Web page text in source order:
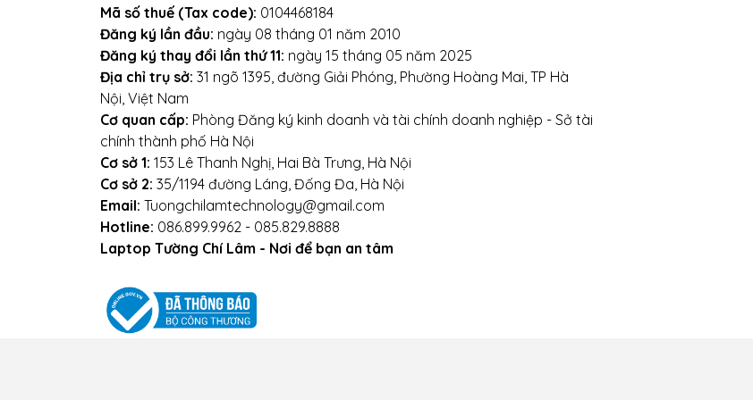
Mã số thuế (Tax code): 0104468184
Đăng ký lần đầu: ngày 08 tháng 01 năm 2010
Đăng ký thay đổi lần thứ 11: ngày 15 tháng 05 năm 2025
Địa chỉ trụ sở: 31 ngõ 1395, đường Giải Phóng, Phường Hoàng Mai, TP Hà
Nội, Việt Nam
Cơ quan cấp: Phòng Đăng ký kinh doanh và tài chính doanh nghiệp - Sở tài
chính thành phố Hà Nội
Cơ sở 1: 153 Lê Thanh Nghị, Hai Bà Trưng, Hà Nội
Cơ sở 2: 35/1194 đường Láng, Đống Đa, Hà Nội
Email: Tuongchilamtechnology@gmail.com
Hotline: 086.899.9962 - 085.829.8888
Laptop Tường Chí Lâm - Nơi để bạn an tâm